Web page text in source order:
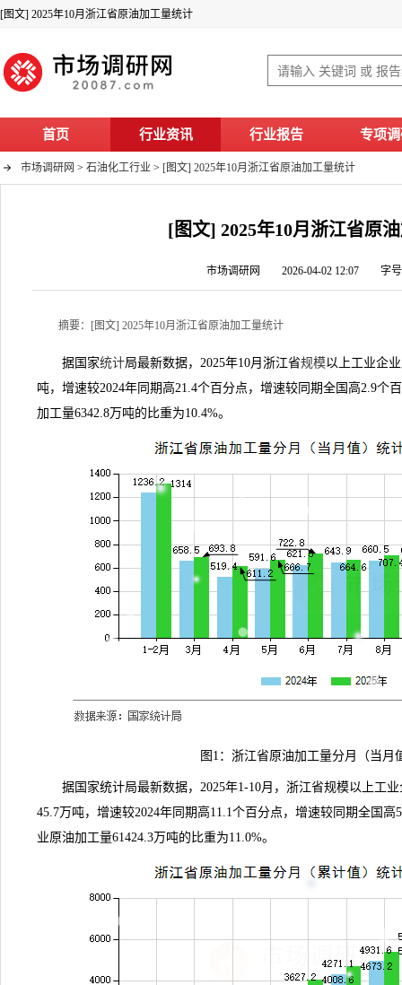
[图文] 2025年10月浙江省原油加工量统计
首页 行业资讯 行业报告 专项
市场调研网 > 石油化工行业 > [图文] 2025年10月浙江省原油加工量统计
[图文] 2025年10月浙江省原
市场调研网 2026-04-02 12:07 字
摘要：[图文] 2025年10月浙江省原油加工量统计
据国家统计局最新数据，2025年10月浙江省规模以上工业企
吨，增速较2024年同期高21.4个百分点，增速较同期全国高2.9个
加工量6342.8万吨的比重为10.4%。
图1：浙江省原油加工量分月（当月
据国家统计局最新数据，2025年1-10月，浙江省规模以上工
45.7万吨，增速较2024年同期高11.1个百分点，增速较同期全国
业原油加工量61424.3万吨的比重为11.0%。